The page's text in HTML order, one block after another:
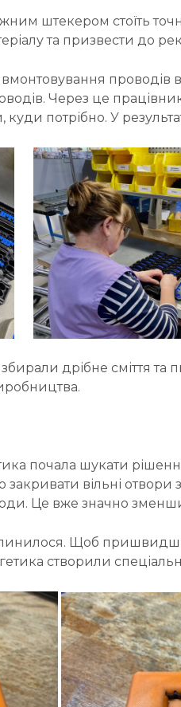
штекером стоїть
та призвести до
вмонтовування
Через це
потрібно. У
збирали дрібне сміття
почала шукати
вільні
Це вже значно
Щоб
створили